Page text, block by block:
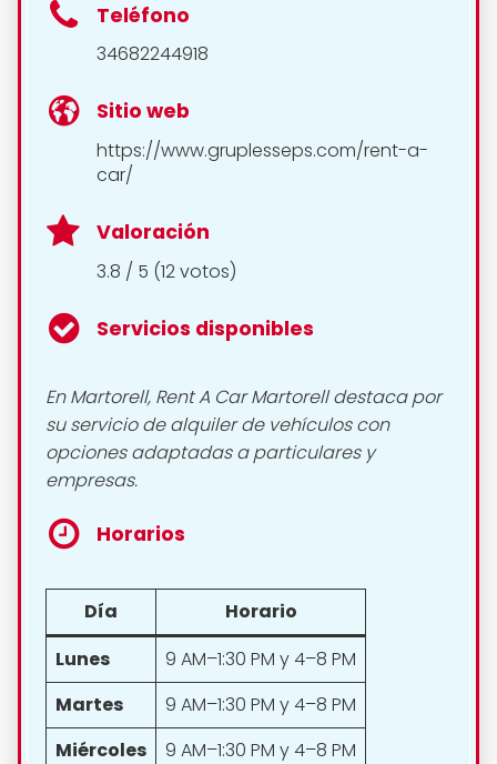
Teléfono
34682244918
Sitio web
https://www.gruplesseps.com/rent-a-
car/
Valoración
3.8 / 5 (12 votos)
Servicios disponibles
En Martorell, Rent A Car Martorell destaca por
su servicio de alquiler de vehículos con
opciones adaptadas a particulares y
empresas.
Horarios
Día
Horario
Lunes
9 AM–1:30 PM y 4–8 PM
Martes
9 AM–1:30 PM y 4–8 PM
Miércoles
9 AM–1:30 PM y 4–8 PM